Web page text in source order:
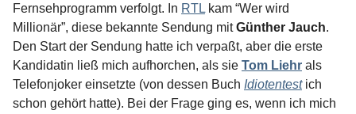
Fernsehprogramm verfolgt. In RTL kam “Wer wird
Millionär”, diese bekannte Sendung mitGünther Jauch.
Den Start der Sendung hatte ich verpaßt, aber die erste
Kandidatin ließ mich aufhorchen, als sie Tom Liehr als
Telefonjoker einsetzte (von dessen Buch Idiotentestich
schon gehört hatte). Bei der Frage ging es, wenn ich mich